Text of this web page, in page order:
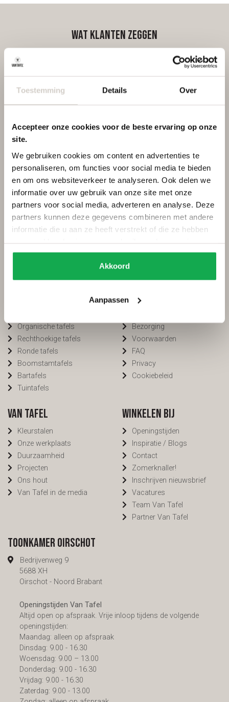
Toestemming Details Over
Accepteer onze cookies voor de beste ervaring op onze
site.
We gebruiken cookies om content en advertenties te
personaliseren, om functies voor social media te bieden
en om ons websiteverkeer te analyseren. Ook delen we
informatie over uw gebruik van onze site met onze
partners voor social media, adverteren en analyse. Deze
partners kunnen deze gegevens combineren met andere
informatie die u aan ze heeft verstrekt of die ze hebben
Akkoord
Aanpassen
Wat klanten zeggen
9.7 / 10 298 reviews
Organische tafels
Rechthoekige tafels
Ronde tafels
Boomstamtafels
Bartafels
Tuintafels
Services
Bestellen
Bezorging
Voorwaarden
FAQ
Privacy
Cookiebeleid
Van Tafel
Kleurstalen
Onze werkplaats
Duurzaamheid
Projecten
Ons hout
Van Tafel in de media
Winkelen bij
Openingstijden
Inspiratie / Blogs
Contact
Zomerknaller!
Inschrijven nieuwsbrief
Vacatures
Team Van Tafel
Partner Van Tafel
Toonkamer Oirschot
Bedrijvenweg 9
5688 XH
Oirschot - Noord Brabant
Openingstijden Van Tafel
Altijd open op afspraak. Vrije inloop tijdens de volgende
openingstijden:
Maandag: alleen op afspraak
Dinsdag: 9.00 - 16.30
Woensdag: 9.00 – 13.00
Donderdag: 9.00 - 16.30
Vrijdag: 9.00 - 16.30
Zaterdag: 9.00 - 13.00